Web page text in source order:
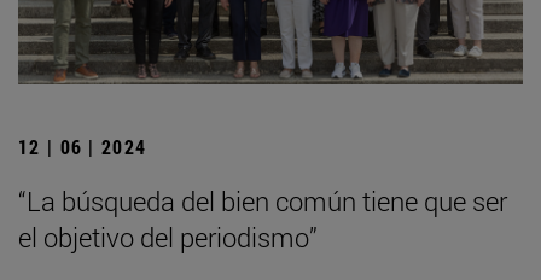
12 | 06 | 2024
“La búsqueda del bien común tiene que ser
el objetivo del periodismo”